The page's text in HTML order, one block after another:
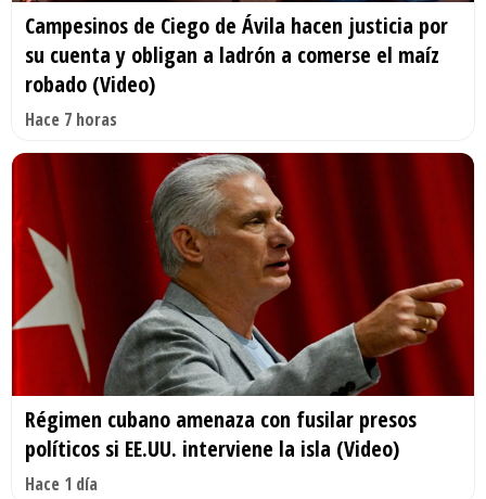
Campesinos de Ciego de Ávila hacen justicia por
su cuenta y obligan a ladrón a comerse el maíz
robado (Video)
Hace 7 horas
Régimen cubano amenaza con fusilar presos
políticos si EE.UU. interviene la isla (Video)
Hace 1 día